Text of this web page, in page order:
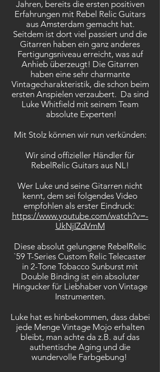
Jahren, bereits die ersten positiven
Erfahrungen mit Rebel Relic Guitars
aus Amsterdam gemacht hat.
Seitdem ist dort viel passiert und die
Gitarren haben ein ganz anderes
Fertigungsniveau erreicht, was auf
Anhieb überzeugt! Die Gitarren
haben eine sehr charmante
Vintagecharakteristik, die schon beim
ersten Anspielen verzaubert. Da sind
Luke Whitfield mit seinem Team
absolute Experten!
Mit Stolz können wir nun verkünden:
Wir sind offizieller Händler für
RebelRelic Guitars aus NL!
Wer Luke und seine Gitarren nicht
kennt, dem sei folgendes Video
empfohlen als erster Eindruck:
https://www.youtube.com/watch?v=-
UkNjIZdVmM
Diese absolut gelungene RebelRelic
`59 T-Series Custom Relic Telecaster
in 2-Tone Tobacco Sunburst mit
Double Binding ist ein absoluter
Hingucker für Liebhaber von Vintage
Instrumenten.
Luke hat es hinbekommen, dass dabei
jede Menge Vintage Mojo erhalten
bleibt, man achte da z.B. auf das
authentische Aging und die
wundervolle Farbgebung!